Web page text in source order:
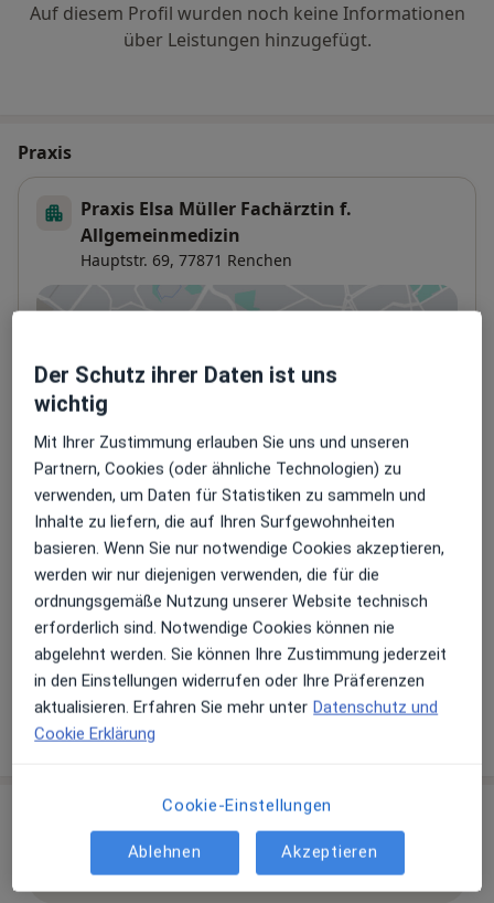
Auf diesem Profil wurden noch keine Informationen
über Leistungen hinzugefügt.
Praxis
Praxis Elsa Müller Fachärztin f.
Allgemeinmedizin
Hauptstr. 69, 77871 Renchen
Verfügbarkeit
Elsa Müller bietet an diesem Standort über
Jameda keine Online-Terminbuchung an
Zahlungsmodalitäten (private Besuche)
Akzeptierte Versicherungen
Details
Telefonnummer
07843...Telefonnummer anzeigen
07843...Telefonnummer anzeigen
Mehr Details anzeigen
Bewerten
Der Schutz ihrer Daten ist uns
wichtig
Mit Ihrer Zustimmung erlauben Sie uns und unseren
Partnern, Cookies (oder ähnliche Technologien) zu
verwenden, um Daten für Statistiken zu sammeln und
Inhalte zu liefern, die auf Ihren Surfgewohnheiten
basieren. Wenn Sie nur notwendige Cookies akzeptieren,
werden wir nur diejenigen verwenden, die für die
ordnungsgemäße Nutzung unserer Website technisch
erforderlich sind. Notwendige Cookies können nie
abgelehnt werden. Sie können Ihre Zustimmung jederzeit
in den Einstellungen widerrufen oder Ihre Präferenzen
aktualisieren. Erfahren Sie mehr unter Datenschutz und
Cookie Erklärung
Cookie-Einstellungen
Ablehnen Akzeptieren